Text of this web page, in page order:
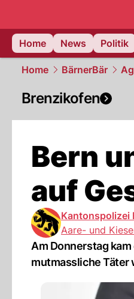
Home
News Politik
Home BärnerBär
Brenzikofen
Bern
auf
Kantonspolizei
Aare- und
Am Donnerstag
mutmassliche Täter